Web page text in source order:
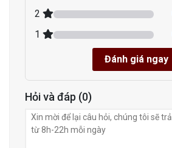
2
1
Đánh giá ngay
Hỏi và đáp (0)